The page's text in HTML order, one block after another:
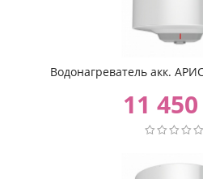
Водонагреватель акк.
11